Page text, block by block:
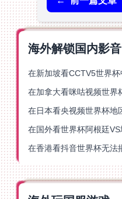
海外解锁国内影音